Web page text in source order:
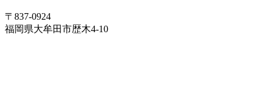
〒837-0924
福岡県大牟田市歴木4-10